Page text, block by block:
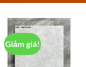
Giảm giá!